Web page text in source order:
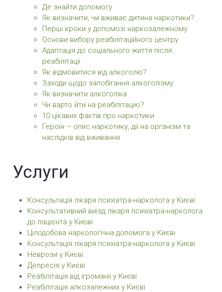
Де знайти допомогу
Як визначити, чи вживає дитина наркотики?
Перші кроки у допомозі наркозалежному
Основи вибору реабілітаційного центру
Адаптація до соціального життя після
реабілітації
Як відмовитися від алкоголю?
Заходи щодо запобігання алкоголізму
Як визначити алкоголіка
Чи варто йти на реабілітацію?
10 цікавих фактів про наркотики
Героїн – опис наркотику, дії на організм та
наслідків від вживання
Услуги
Консультація лікаря психіатра-нарколога у Києві
Консультативний виїзд лікаря психіатра-нарколога
до пацієнта у Києві
Цілодобова наркологічна допомога у Києві
Консультація лікаря психіатра-нарколога у Києві
Неврози у Києві
Депресія у Києві
Реабілітація від ігроманії у Києві
Реабілітація алкозалежних у Києві